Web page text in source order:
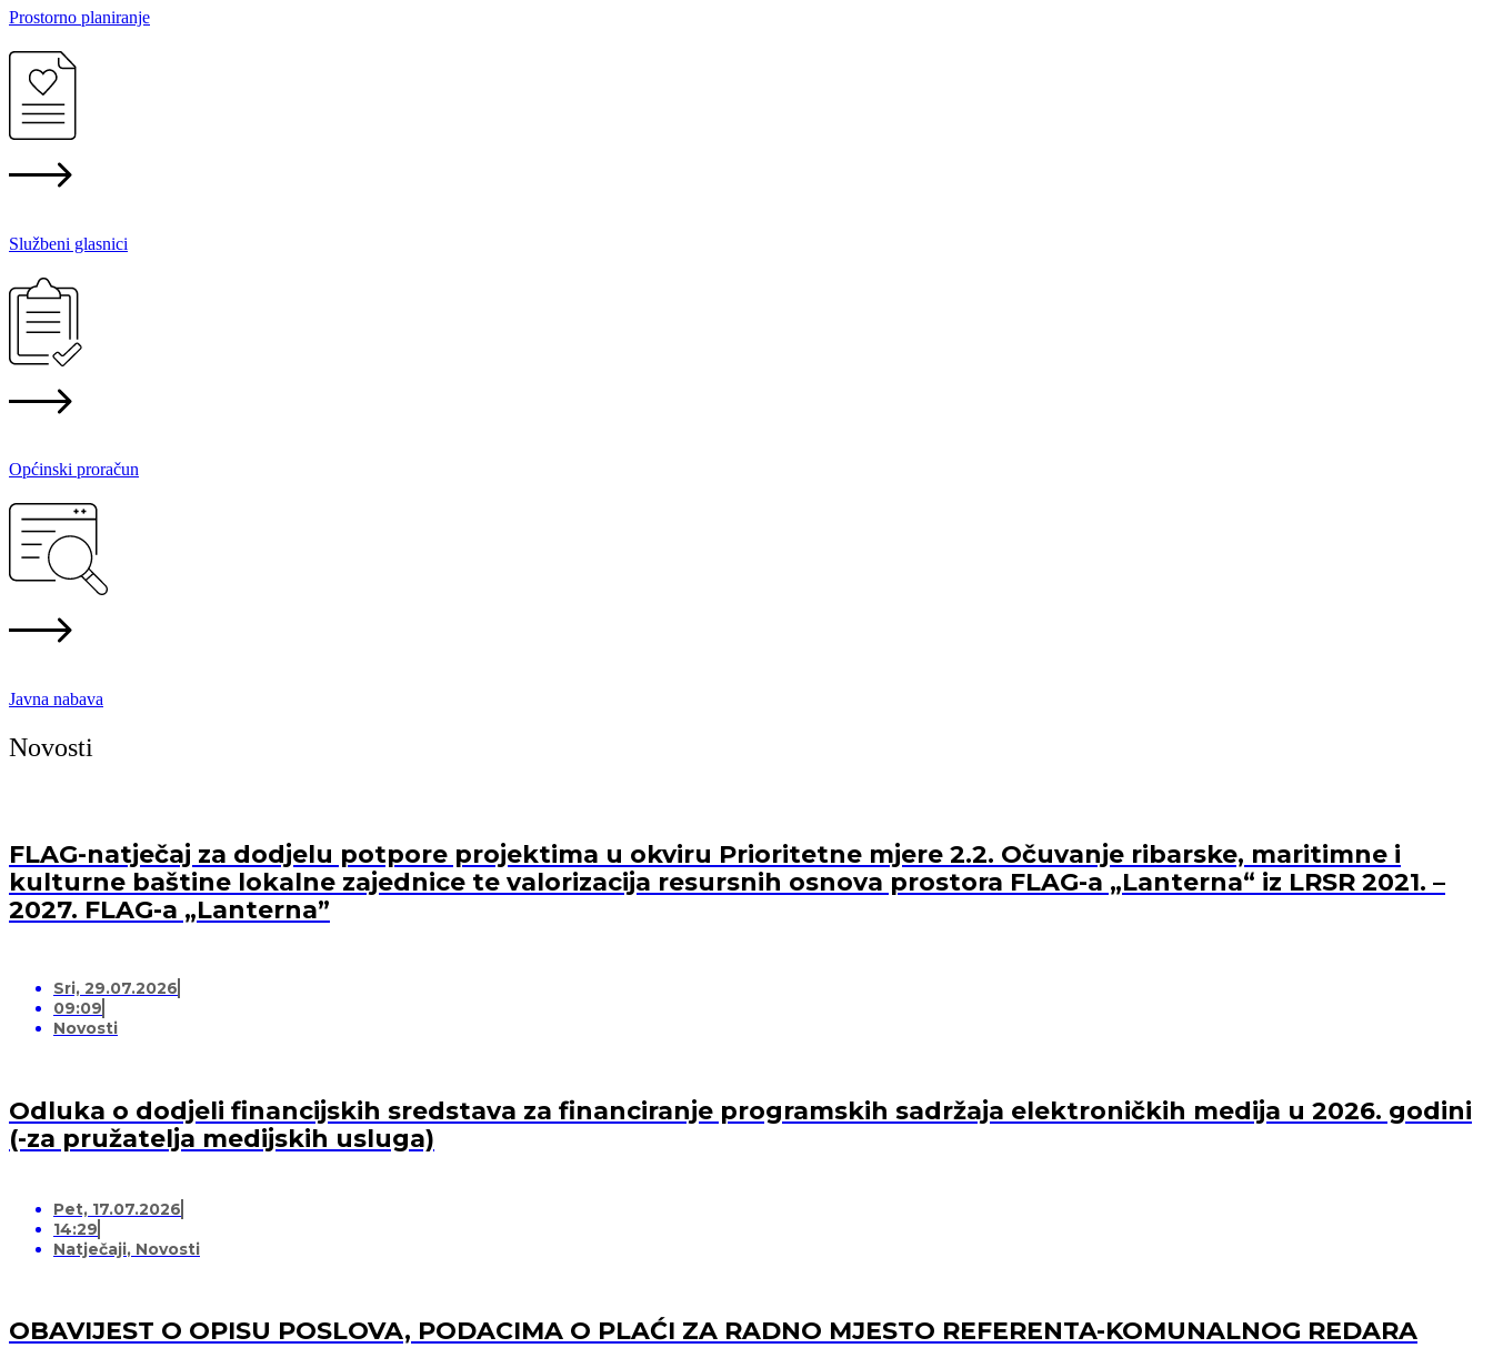
Prostorno planiranje
Službeni glasnici
Općinski proračun
Javna nabava
Novosti
FLAG-natječaj za dodjelu potpore projektima u okviru Prioritetne mjere 2.2. Očuvanje ribarske, maritimne i
kulturne baštine lokalne zajednice te valorizacija resursnih osnova prostora FLAG-a „Lanterna“ iz LRSR 2021. –
2027. FLAG-a „Lanterna”
Sri, 29.07.2026
09:09
Novosti
Odluka o dodjeli financijskih sredstava za financiranje programskih sadržaja elektroničkih medija u 2026. godini
(-za pružatelja medijskih usluga)
Pet, 17.07.2026
14:29
Natječaji, Novosti
OBAVIJEST O OPISU POSLOVA, PODACIMA O PLAĆI ZA RADNO MJESTO REFERENTA-KOMUNALNOG REDARA